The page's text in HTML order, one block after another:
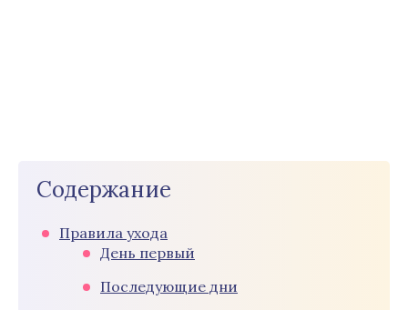
Содержание
Правила ухода
День первый
Последующие дни